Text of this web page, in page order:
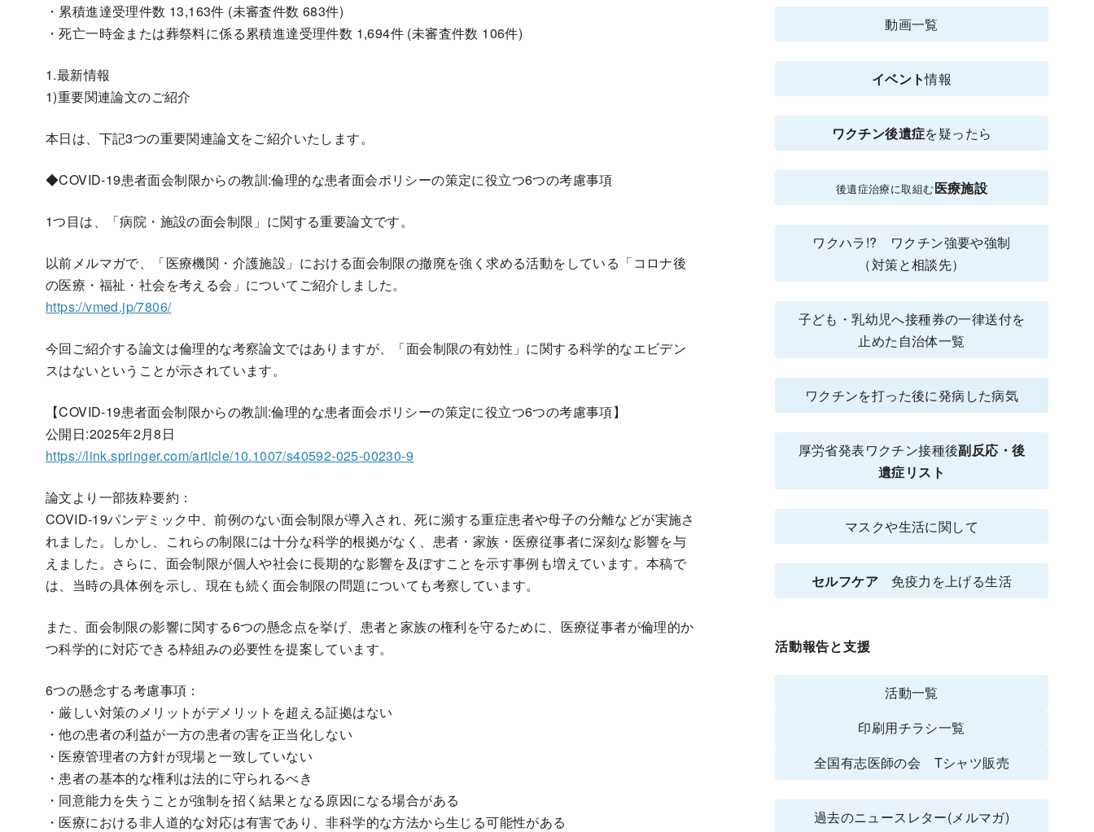
・累積進達受理件数 13,163件 (未審査件数 683件)
・死亡一時金または葬祭料に係る累積進達受理件数 1,694件 (未審査件数 106件)
1.最新情報
1)重要関連論文のご紹介
本日は、下記3つの重要関連論文をご紹介いたします。
◆COVID-19患者面会制限からの教訓:倫理的な患者面会ポリシーの策定に役立つ6つの考慮事項
1つ目は、「病院・施設の面会制限」に関する重要論文です。
以前メルマガで、「医療機関・介護施設」における面会制限の撤廃を強く求める活動をしている「コロナ後
の医療・福祉・社会を考える会」についてご紹介しました。
https://vmed.jp/7806/
今回ご紹介する論文は倫理的な考察論文ではありますが、「面会制限の有効性」に関する科学的なエビデン
スはないということが示されています。
【COVID-19患者面会制限からの教訓:倫理的な患者面会ポリシーの策定に役立つ6つの考慮事項】
公開日:2025年2月8日
https://link.springer.com/article/10.1007/s40592-025-00230-9
論文より一部抜粋要約：
COVID-19パンデミック中、前例のない面会制限が導入され、死に瀕する重症患者や母子の分離などが実施さ
れました。しかし、これらの制限には十分な科学的根拠がなく、患者・家族・医療従事者に深刻な影響を与
えました。さらに、面会制限が個人や社会に長期的な影響を及ぼすことを示す事例も増えています。本稿で
は、当時の具体例を示し、現在も続く面会制限の問題についても考察しています。
また、面会制限の影響に関する6つの懸念点を挙げ、患者と家族の権利を守るために、医療従事者が倫理的か
つ科学的に対応できる枠組みの必要性を提案しています。
6つの懸念する考慮事項：
・厳しい対策のメリットがデメリットを超える証拠はない
・他の患者の利益が一方の患者の害を正当化しない
・医療管理者の方針が現場と一致していない
・患者の基本的な権利は法的に守られるべき
・同意能力を失うことが強制を招く結果となる原因になる場合がある
・医療における非人道的な対応は有害であり、非科学的な方法から生じる可能性がある
動画一覧
イベント情報
ワクチン後遺症を疑ったら
後遺症治療に取組む医療施設
ワクハラ!? ワクチン強要や強制
（対策と相談先）
子ども・乳幼児へ接種券の一律送付を
止めた自治体一覧
ワクチンを打った後に発病した病気
厚労省発表ワクチン接種後副反応・後
遺症リスト
マスクや生活に関して
セルフケア 免疫力を上げる生活
活動報告と支援
活動一覧
印刷用チラシ一覧
全国有志医師の会 Tシャツ販売
過去のニュースレター(メルマガ)